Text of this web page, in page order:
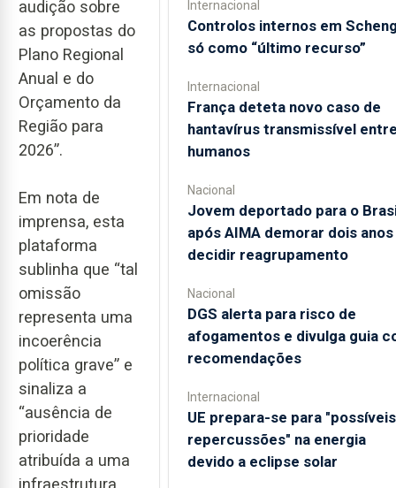
audição sobre
as propostas do
Plano Regional
Anual e do
Orçamento da
Região para
2026”.
Em nota de
imprensa, esta
plataforma
sublinha que “tal
omissão
representa uma
incoerência
política grave” e
sinaliza a
“ausência de
prioridade
atribuída a uma
infraestrutura
Internacional
Controlos internos em
só como “último recurso”
Internacional
França deteta novo caso de
hantavírus transmissível
humanos
Nacional
Jovem deportado para o
após AIMA demorar dois anos
decidir reagrupamento
Nacional
DGS alerta para risco de
afogamentos e divulga guia
recomendações
Internacional
UE prepara-se para "possíveis
repercussões" na energia
devido a eclipse solar